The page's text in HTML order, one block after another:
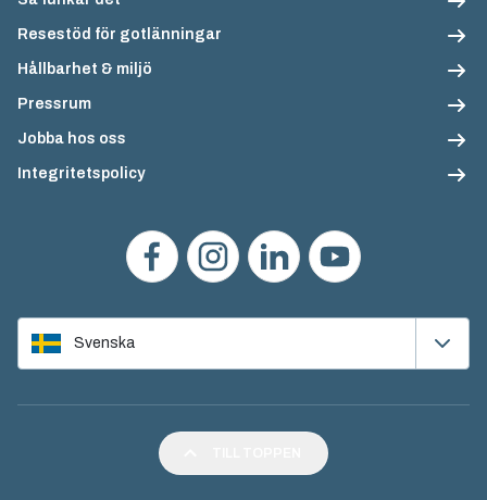
Resestöd för gotlänningar
Hållbarhet & miljö
Pressrum
Jobba hos oss
Integritetspolicy
Svenska